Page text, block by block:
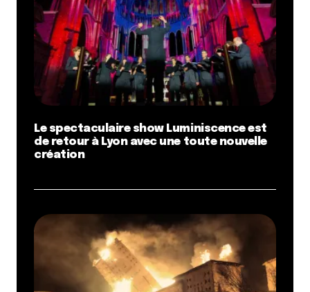
Le spectaculaire show Luminiscence est
de retour à Lyon avec une toute nouvelle
création